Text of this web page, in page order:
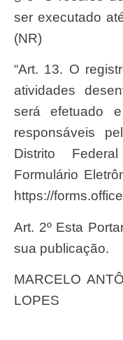
ser executado
(NR)
“Art. 13. O registro das informações sobre as
atividades
será efetuado
responsáveis
Distrito
Formulário
https://
Art. 2º Esta Portaria entra em vigor na data de
sua publicação.
MARCELO ANTÔNIO CARTAXO QUEIROGA
LOPES